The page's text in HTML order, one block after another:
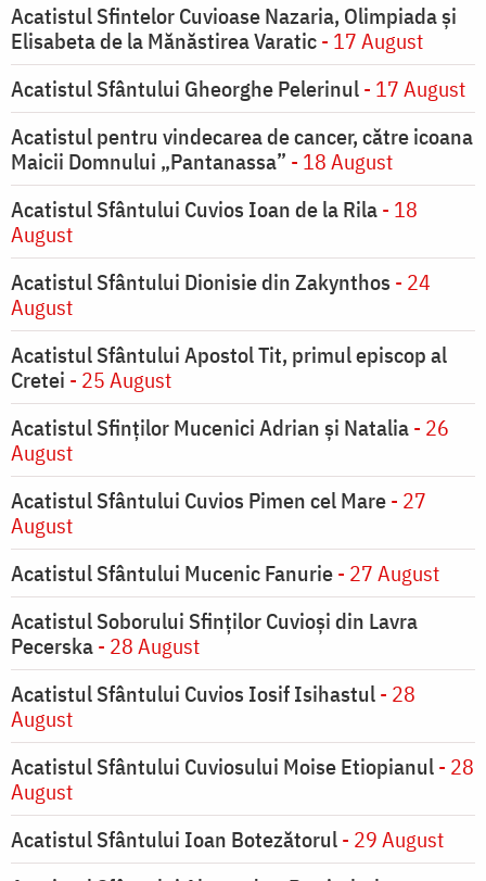
Acatistul Sfintelor Cuvioase Nazaria, Olimpiada și
Elisabeta de la Mănăstirea Varatic- 17 August
Acatistul Sfântului Gheorghe Pelerinul- 17 August
Acatistul pentru vindecarea de cancer, către icoana
Maicii Domnului „Pantanassa” - 18 August
Acatistul Sfântului Cuvios Ioan de la Rila- 18
August
Acatistul Sfântului Dionisie din Zakynthos - 24
August
Acatistul Sfântului Apostol Tit, primul episcop al
Cretei - 25 August
Acatistul Sfinților Mucenici Adrian și Natalia- 26
August
Acatistul Sfântului Cuvios Pimen cel Mare- 27
August
Acatistul Sfântului Mucenic Fanurie- 27 August
Acatistul Soborului Sfinților Cuvioși din Lavra
Pecerska- 28 August
Acatistul Sfântului Cuvios Iosif Isihastul- 28
August
Acatistul Sfântului Cuviosului Moise Etiopianul- 28
August
Acatistul Sfântului Ioan Botezătorul- 29 August